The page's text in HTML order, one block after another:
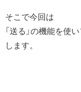
そこで今回は
「送る」の機能を使
します。